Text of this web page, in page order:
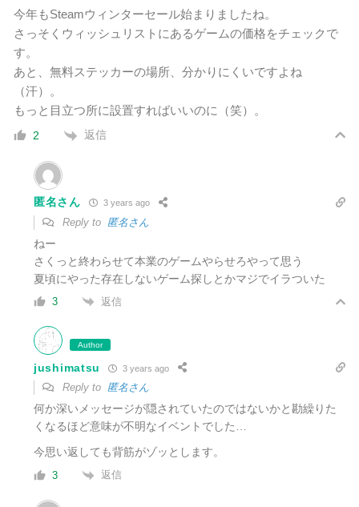
今年もSteamウィンターセール始まりましたね。
さっそくウィッシュリストにあるゲームの価格をチェックで
す。
あと、無料ステッカーの場所、分かりにくいですよね
（汗）。
もっと目立つ所に設置すればいいのに（笑）。
2 返信
匿名さん 3 years ago
Reply to 匿名さん
ねー
さくっと終わらせて本業のゲームやらせろやって思う
夏頃にやった存在しないゲーム探しとかマジでイラついた
3 返信
Author
jushimatsu 3 years ago
Reply to 匿名さん
何か深いメッセージが隠されていたのではないかと勘繰りた
くなるほど意味が不明なイベントでした…
今思い返しても背筋がゾッとします。
3 返信